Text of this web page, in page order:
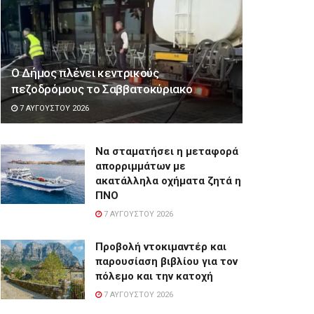
Ο Δήμος πλένει κεντρικούς
πεζοδρόμους το Σαββατοκύριακο
7 ΑΥΓΟΎΣΤΟΥ 2026
Να σταματήσει η μεταφορά
απορριμμάτων με
ακατάλληλα οχήματα ζητά η
ΠΝΟ
7 ΑΥΓΟΎΣΤΟΥ 2026
Προβολή ντοκιμαντέρ και
παρουσίαση βιβλίου για τον
πόλεμο και την κατοχή
7 ΑΥΓΟΎΣΤΟΥ 2026